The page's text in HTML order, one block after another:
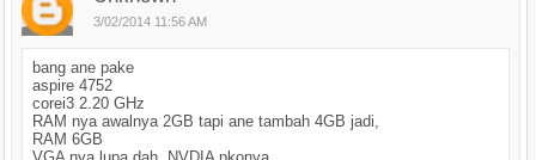
3/02/2014 11:56 AM
bang ane pake
aspire 4752
corei3 2.20 GHz
RAM nya awalnya 2GB tapi ane tambah 4GB jadi,
RAM 6GB